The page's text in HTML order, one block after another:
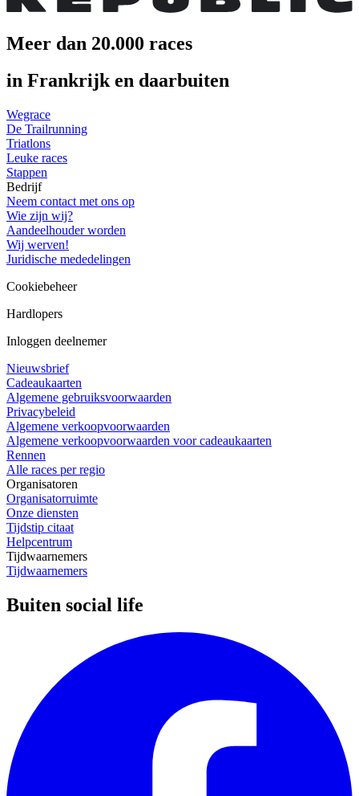
Meer dan 20.000 races
in Frankrijk en daarbuiten
Wegrace
De Trailrunning
Triatlons
Leuke races
Stappen
Bedrijf
Neem contact met ons op
Wie zijn wij?
Aandeelhouder worden
Wij werven!
Juridische mededelingen
Cookiebeheer
Hardlopers
Inloggen deelnemer
Nieuwsbrief
Cadeaukaarten
Algemene gebruiksvoorwaarden
Privacybeleid
Algemene verkoopvoorwaarden
Algemene verkoopvoorwaarden voor cadeaukaarten
Rennen
Alle races per regio
Organisatoren
Organisatorruimte
Onze diensten
Tijdstip citaat
Helpcentrum
Tijdwaarnemers
Tijdwaarnemers
Buiten social life